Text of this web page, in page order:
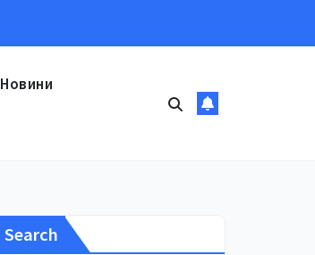
Новини
Search